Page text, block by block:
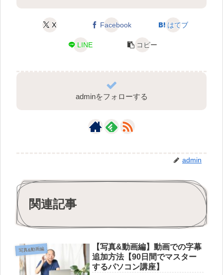
X Facebook はてブ
LINE コピー
adminをフォローする
admin
関連記事
写真&動画編
【写真&動画編】動画での字幕
追加方法【90日間でマスター
するパソコン講座】